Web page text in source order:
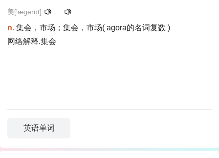
美['æɡərɒt]
n. 集会，市场；集会，市场( agora的名词复数 )
网络解释.集会
英语单词